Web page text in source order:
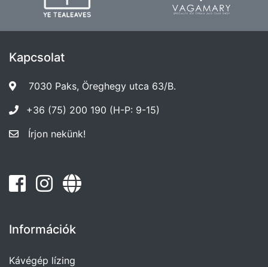
Kapcsolat
7030 Paks, Öreghegy utca 63/B.
+36 (75) 200 190 (H-P: 9-15)
Írjon nekünk!
Információk
Kávégép lízing